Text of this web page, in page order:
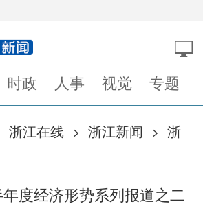
时政 人事 视觉 专题
浙江在线 > 浙江新闻 > 浙
度经济形势系列报道之二